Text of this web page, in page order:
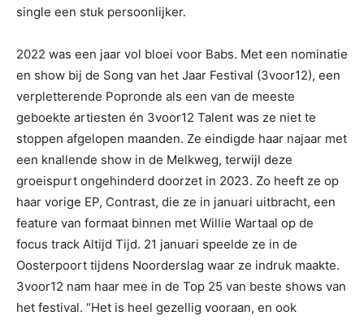
single een stuk persoonlijker.
2022 was een jaar vol bloei voor Babs. Met een nominatie
en show bij de Song van het Jaar Festival (3voor12), een
verpletterende Popronde als een van de meeste
geboekte artiesten én 3voor12 Talent was ze niet te
stoppen afgelopen maanden. Ze eindigde haar najaar met
een knallende show in de Melkweg, terwijl deze
groeispurt ongehinderd doorzet in 2023. Zo heeft ze op
haar vorige EP, Contrast, die ze in januari uitbracht, een
feature van formaat binnen met Willie Wartaal op de
focus track Altijd Tijd. 21 januari speelde ze in de
Oosterpoort tijdens Noorderslag waar ze indruk maakte.
3voor12 nam haar mee in de Top 25 van beste shows van
het festival. “Het is heel gezellig vooraan, en ook